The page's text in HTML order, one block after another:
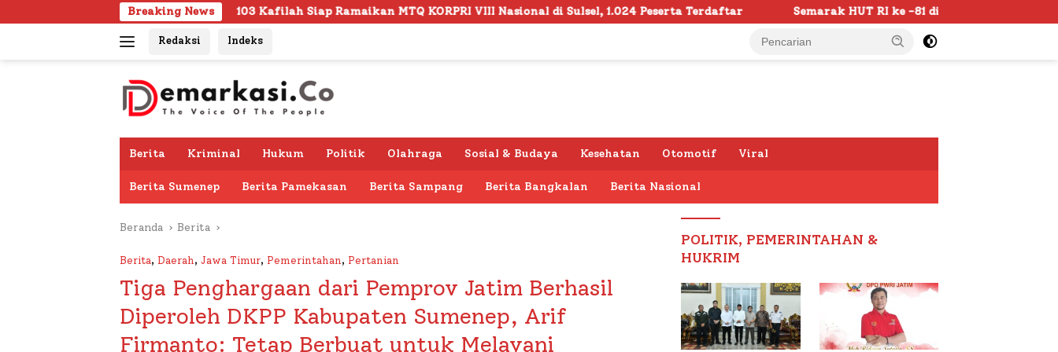
ke
Breaking News
103 Kafilah Siap Ramaikan MTQ KORPRI VIII Nasional di Sulsel, 1.024 Peserta Terdaftar Semarak HUT RI ke -81 di Sumenep Dimulai, Bupati Fauzi Awali dengan Doa
Redaksi Indeks
Berita Kriminal Hukum Politik Olahraga Sosial & Budaya Kesehatan Otomotif Viral
Berita Sumenep Berita Pamekasan Berita Sampang Berita Bangkalan Berita Nasional
Beranda Berita
Berita, Daerah, Jawa Timur, Pemerintahan, Pertanian
Tiga Penghargaan dari Pemprov Jatim Berhasil
Diperoleh DKPP Kabupaten Sumenep, Arif
Firmanto: Tetap Berbuat untuk Melayani
POLITIK, PEMERINTAHAN &
HUKRIM